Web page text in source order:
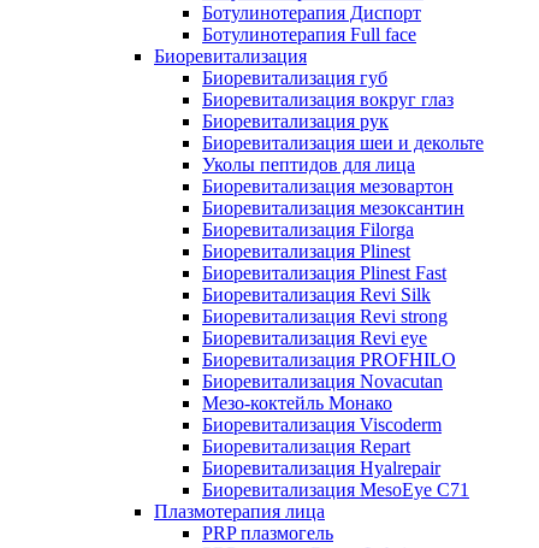
Ботулинотерапия Диспорт
Ботулинотерапия Full face
Биоревитализация
Биоревитализация губ
Биоревитализация вокруг глаз
Биоревитализация рук
Биоревитализация шеи и декольте
Уколы пептидов для лица
Биоревитализация мезовартон
Биоревитализация мезоксантин
Биоревитализация Filorga
Биоревитализация Plinest
Биоревитализация Plinest Fast
Биоревитализация Revi Silk
Биоревитализация Revi strong
Биоревитализация Revi eye
Биоревитализация PROFHILO
Биоревитализация Novacutan
Мезо-коктейль Монако
Биоревитализация Viscoderm
Биоревитализация Repart
Биоревитализация Hyalrepair
Биоревитализация MesoEye C71
Плазмотерапия лица
PRP плазмогель